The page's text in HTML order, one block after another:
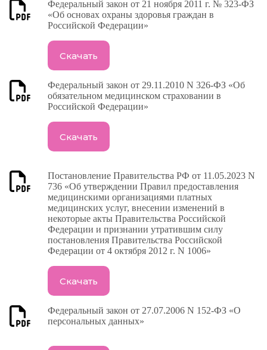
Федеральный закон от 21 ноября 2011 г. № 323-ФЗ
«Об основах охраны здоровья граждан в
Российской Федерации»
Скачать
Федеральный закон от 29.11.2010 N 326-ФЗ «Об
обязательном медицинском страховании в
Российской Федерации»
Скачать
Постановление Правительства РФ от 11.05.2023 N
736 «Об утверждении Правил предоставления
медицинскими организациями платных
медицинских услуг, внесении изменений в
некоторые акты Правительства Российской
Федерации и признании утратившим силу
постановления Правительства Российской
Федерации от 4 октября 2012 г. N 1006»
Скачать
Федеральный закон от 27.07.2006 N 152-ФЗ «О
персональных данных»